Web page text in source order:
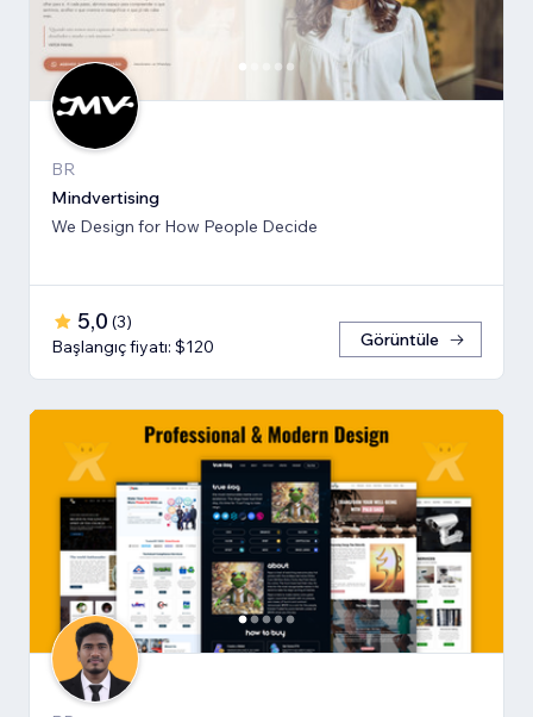
BR
Mindvertising
We Design for How People Decide
5,0 (3)
Başlangıç fiyatı: $120
Görüntüle